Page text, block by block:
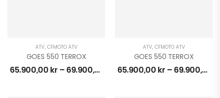
ATV, CFMOTO ATV
GOES 550 TERROX
65.900,00 kr – 69.900,00
ATV, CFMOTO ATV
GOES 550 TERROX
65.900,00 kr – 69.900,00